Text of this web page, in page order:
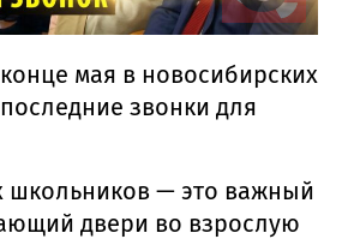
мая в новосибирских
звонки для
школьников — это важный
двери во взрослую